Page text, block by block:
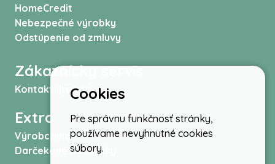
HomeCredit
Nebezpečné výrobky
Odstúpenie od zmluvy
Zákaznícky servis
Kontaktujte nás
Extra
Výrobcovia
Darčekové poukážky
Cookies
Pre správnu funkčnosť stránky,
používame nevyhnutné cookies
súbory.